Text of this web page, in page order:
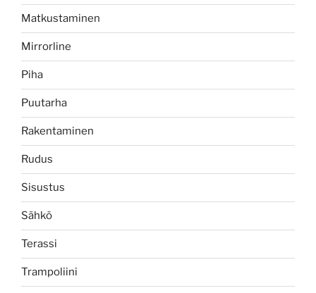
Matkustaminen
Mirrorline
Piha
Puutarha
Rakentaminen
Rudus
Sisustus
Sähkö
Terassi
Trampoliini